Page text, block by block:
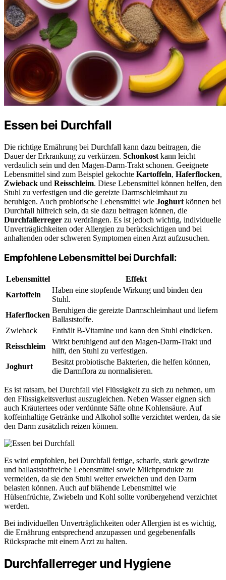
Essen bei Durchfall
Die richtige Ernährung bei Durchfall kann dazu beitragen, die
Dauer der Erkrankung zu verkürzen. Schonkost kann leicht
verdaulich sein und den Magen-Darm-Trakt schonen. Geeignete
Lebensmittel sind zum Beispiel gekochte Kartoffeln, Haferflocken,
Zwieback und Reisschleim. Diese Lebensmittel können helfen, den
Stuhl zu verfestigen und die gereizte Darmschleimhaut zu
beruhigen. Auch probiotische Lebensmittel wie Joghurt können bei
Durchfall hilfreich sein, da sie dazu beitragen können, die
Durchfallerreger zu verdrängen. Es ist jedoch wichtig, individuelle
Unverträglichkeiten oder Allergien zu berücksichtigen und bei
anhaltenden oder schweren Symptomen einen Arzt aufzusuchen.
Empfohlene Lebensmittel bei Durchfall:
Lebensmittel
Effekt
Kartoffeln
Haben eine stopfende Wirkung und binden den
Stuhl.
Haferflocken
Beruhigen die gereizte Darmschleimhaut und liefern
Ballaststoffe.
Zwieback
Enthält B-Vitamine und kann den Stuhl eindicken.
Reisschleim
Wirkt beruhigend auf den Magen-Darm-Trakt und
hilft, den Stuhl zu verfestigen.
Joghurt
Besitzt probiotische Bakterien, die helfen können,
die Darmflora zu normalisieren.
Es ist ratsam, bei Durchfall viel Flüssigkeit zu sich zu nehmen, um
den Flüssigkeitsverlust auszugleichen. Neben Wasser eignen sich
auch Kräutertees oder verdünnte Säfte ohne Kohlensäure. Auf
koffeinhaltige Getränke und Alkohol sollte verzichtet werden, da sie
den Darm zusätzlich reizen können.
Es wird empfohlen, bei Durchfall fettige, scharfe, stark gewürzte
und ballaststoffreiche Lebensmittel sowie Milchprodukte zu
vermeiden, da sie den Stuhl weiter erweichen und den Darm
belasten können. Auch auf blähende Lebensmittel wie
Hülsenfrüchte, Zwiebeln und Kohl sollte vorübergehend verzichtet
werden.
Bei individuellen Unverträglichkeiten oder Allergien ist es wichtig,
die Ernährung entsprechend anzupassen und gegebenenfalls
Rücksprache mit einem Arzt zu halten.
Durchfallerreger und Hygiene